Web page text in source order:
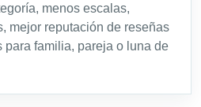
menos escalas,
mejor reputación de reseñas
para familia, pareja o luna de